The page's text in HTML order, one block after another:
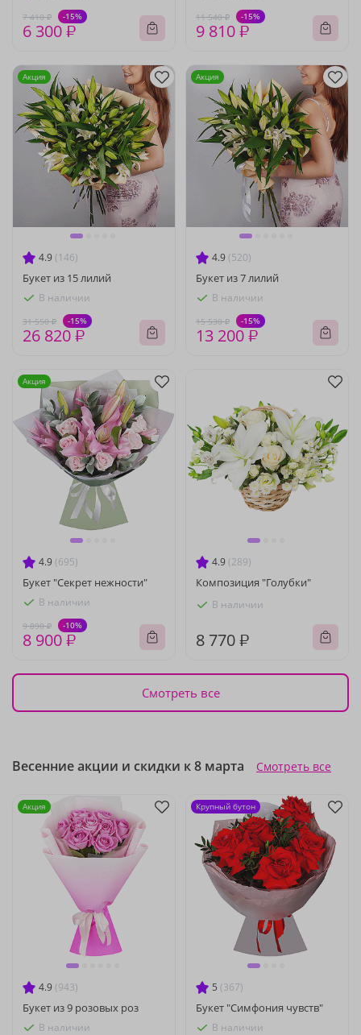
7 410 ₽ -15%
6 300 ₽
11 540 ₽ -15%
9 810 ₽
4.9 (146)
Букет из 15 лилий
В наличии
31 550 ₽ -15%
26 820 ₽
Акция
4.9 (520)
Букет из 7 лилий
В наличии
15 530 ₽ -15%
13 200 ₽
Акция
4.9 (695)
Букет "Секрет нежности"
В наличии
9 890 ₽ -10%
8 900 ₽
Акция
4.9 (289)
Композиция "Голубки"
В наличии
8 770 ₽
Смотреть все
Весенние акции и скидки к 8 марта Смотреть все
4.9 (943)
Букет из 9 розовых роз
В наличии
Акция
5 (367)
Букет "Симфония чувств"
В наличии
Крупный бутон